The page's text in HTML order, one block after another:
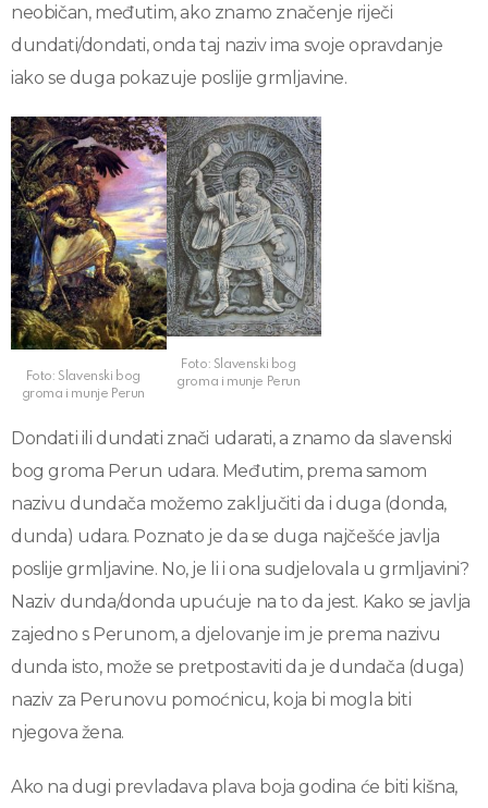
neobičan, međutim, ako znamo značenje riječi
dundati/dondati, onda taj naziv ima svoje opravdanje
iako se duga pokazuje poslije grmljavine.
Foto: Slavenski bog
groma i munje Perun
Foto: Slavenski bog
groma i munje Perun
Dondati ili dundati znači udarati, a znamo da slavenski
bog groma Perun udara. Međutim, prema samom
nazivu dundača možemo zaključiti da i duga (donda,
dunda) udara. Poznato je da se duga najčešće javlja
poslije grmljavine. No, je li i ona sudjelovala u grmljavini?
Naziv dunda/donda upućuje na to da jest. Kako se javlja
zajedno s Perunom, a djelovanje im je prema nazivu
dunda isto, može se pretpostaviti da je dundača (duga)
naziv za Perunovu pomoćnicu, koja bi mogla biti
njegova žena.
Ako na dugi prevladava plava boja godina će biti kišna,